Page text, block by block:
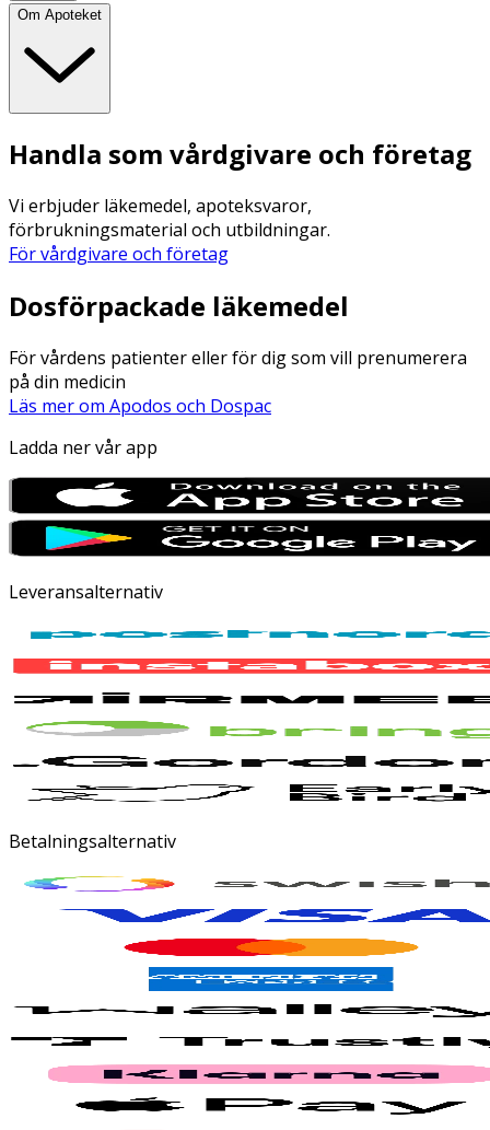
Om Apoteket
Handla som vårdgivare och företag
Vi erbjuder läkemedel, apoteksvaror,
förbrukningsmaterial och utbildningar.
För vårdgivare och företag
Dosförpackade läkemedel
För vårdens patienter eller för dig som vill prenumerera
på din medicin
Läs mer om Apodos och Dospac
Ladda ner vår app
Leveransalternativ
Betalningsalternativ